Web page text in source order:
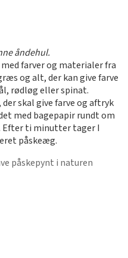
åndehul.
farver og materialer fra
og alt, der kan give farve
rødløg eller spinat.
skal give farve og aftryk
med bagepapir rundt om
Efter ti minutter tager I
påskeæg.
påskepynt i naturen